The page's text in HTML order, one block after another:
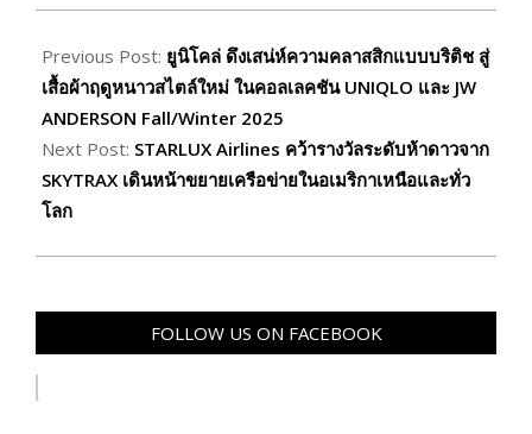
10-
22
Previous Post: ยูนิโคล่ ดึงเสน่ห์ความคลาสสิกแบบบริติช สู่
เสื้อผ้าฤดูหนาวสไตล์ใหม่ ในคอลเลคชัน UNIQLO และ JW
ANDERSON Fall/Winter 2025
Next Post: STARLUX Airlines คว้ารางวัลระดับห้าดาวจาก
SKYTRAX เดินหน้าขยายเครือข่ายในอเมริกาเหนือและทั่ว
โลก
FOLLOW US ON FACEBOOK